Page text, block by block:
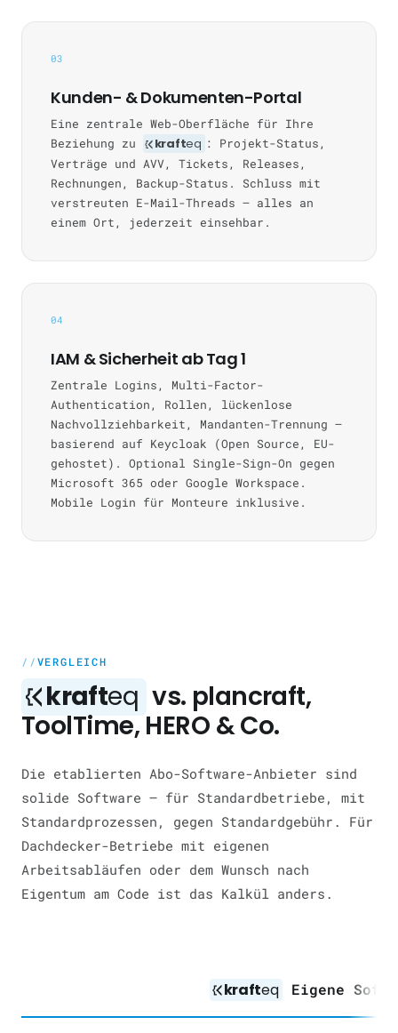
03
Kunden- & Dokumenten-Portal
Eine zentrale Web-Oberfläche für Ihre
Beziehung zu
krafteq : Projekt-Status,
Verträge und AVV, Tickets, Releases,
Rechnungen, Backup-Status. Schluss mit
verstreuten E-Mail-Threads — alles an
einem Ort, jederzeit einsehbar.
04
IAM & Sicherheit ab Tag 1
Zentrale Logins, Multi-Factor-
Authentication, Rollen, lückenlose
Nachvollziehbarkeit, Mandanten-Trennung —
basierend auf Keycloak (Open Source, EU-
gehostet). Optional Single-Sign-On gegen
Microsoft 365 oder Google Workspace.
Mobile Login für Monteure inklusive.
VERGLEICH
krafteq vs. plancraft,
ToolTime, HERO & Co.
Die etablierten Abo-Software-Anbieter sind
solide Software — für Standardbetriebe, mit
Standardprozessen, gegen Standardgebühr. Für
Dachdecker-Betriebe mit eigenen
Arbeitsabläufen oder dem Wunsch nach
Eigentum am Code ist das Kalkül anders.
krafteq Eigene